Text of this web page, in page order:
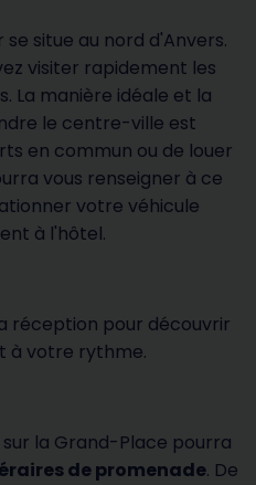
situe au nord d'Anvers.
visiter rapidement les
La manière idéale et la
le centre-ville est
en commun ou de louer
vous renseigner à ce
votre véhicule
à l'hôtel.
réception pour découvrir
à votre rythme.
la Grand-Place pourra
de promenade. De